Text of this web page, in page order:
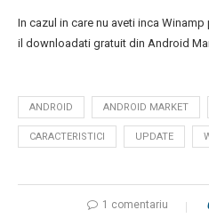
In cazul in care nu aveti inca
il downloadati gratuit din Android
ANDROID ANDROID MARKET
CARACTERISTICI UPDATE
1 comentariu